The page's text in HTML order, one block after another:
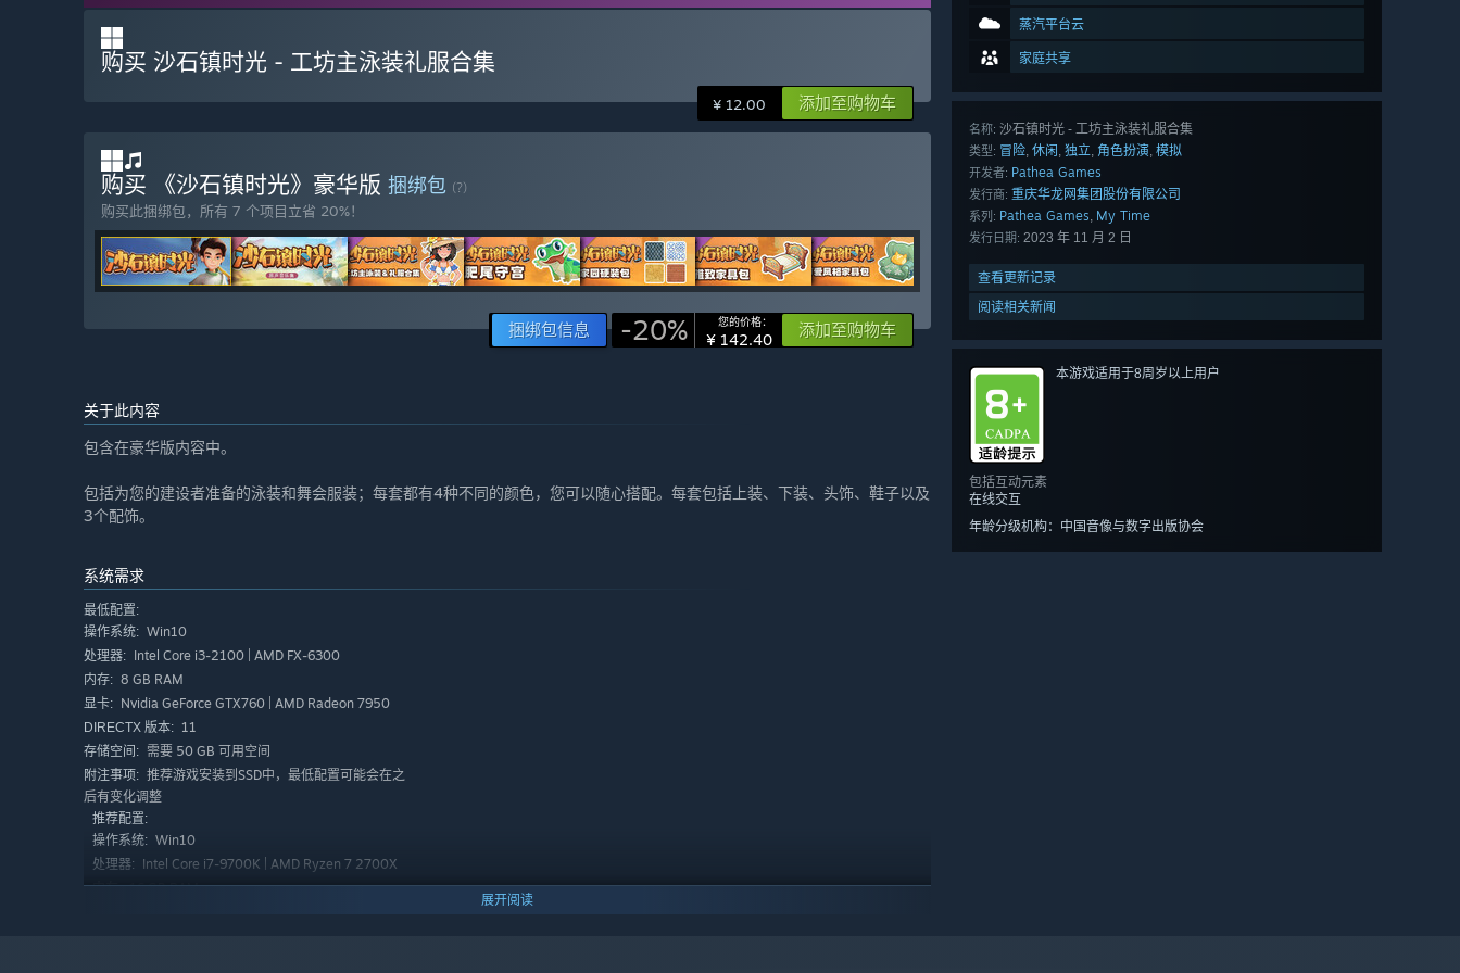
蒸汽平台云
家庭共享
名称: 沙石镇时光 - 工坊主泳装礼服合集
类型: 冒险, 休闲, 独立, 角色扮演, 模拟
开发者: Pathea Games
发行商: 重庆华龙网集团股份有限公司
系列: Pathea Games, My Time
发行日期: 2023 年 11 月 2 日
查看更新记录
阅读相关新闻
本游戏适用于8周岁以上用户
包括互动元素
在线交互
年龄分级机构：中国音像与数字出版协会
购买 沙石镇时光 - 工坊主泳装礼服合集
¥ 12.00 添加至购物车
购买 《沙石镇时光》豪华版 捆绑包 (?)
购买此捆绑包，所有 7 个项目立省 20%！
捆绑包信息 -20% 您的价格：
¥ 142.40 添加至购物车
关于此内容
包含在豪华版内容中。
包括为您的建设者准备的泳装和舞会服装；每套都有4种不同的颜色，您可以随心搭配。每套包括上装、下装、头饰、鞋子以及
3个配饰。
系统需求
最低配置:
操作系统: Win10
处理器: Intel Core i3-2100 | AMD FX-6300
内存: 8 GB RAM
显卡: Nvidia GeForce GTX760 | AMD Radeon 7950
DIRECTX 版本: 11
存储空间: 需要 50 GB 可用空间
附注事项: 推荐游戏安装到SSD中，最低配置可能会在之
后有变化调整
推荐配置:
操作系统: Win10
处理器: Intel Core i7-9700K | AMD Ryzen 7 2700X
内存: 16 GB RAM
展开阅读